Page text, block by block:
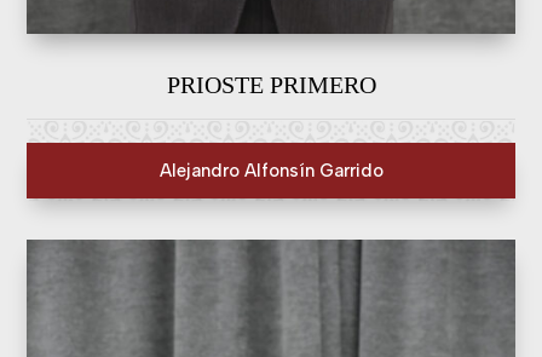
PRIOSTE PRIMERO
Alejandro Alfonsín Garrido